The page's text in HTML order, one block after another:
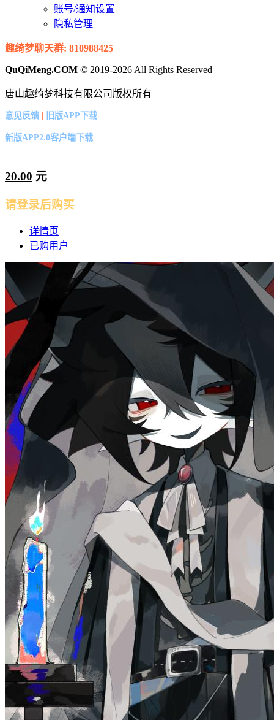
账号/通知设置
隐私管理
趣绮梦聊天群: 810988425
QuQiMeng.COM © 2019-2026 All Rights Reserved
唐山趣绮梦科技有限公司版权所有
意见反馈 | 旧版APP下载
新版APP2.0客户端下载
20.00 元
请登录后购买
详情页
已购用户